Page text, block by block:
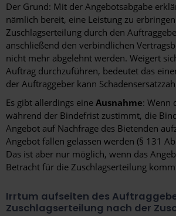
Der Grund: Mit der Angebotsabgabe
nämlich bereit, eine Leistung zu
Zuschlagserteilung durch den
anschließend den verbindlichen
nicht mehr abgelehnt werden. Weigert
Auftrag durchzuführen, bedeutet das
der Auftraggeber kann
Es gibt allerdings eine Ausnahme: Wenn
während der Bindefrist zustimmt, die
Angebot auf Nachfrage des Bietenden
Angebot fallen gelassen werden (§ 131
Das ist aber nur möglich, wenn das
Betracht für die Zuschlagserteilung
Irrtum aufseiten des
Zuschlagserteilung nach der